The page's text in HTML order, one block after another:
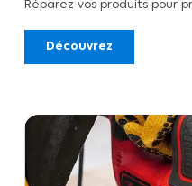
Réparez vos produits pour
Découvrez